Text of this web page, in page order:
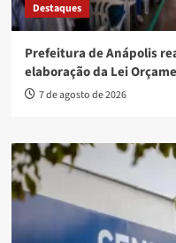
Destaques
Prefeitura de Anápolis
elaboração da Lei
7 de agosto de 2026